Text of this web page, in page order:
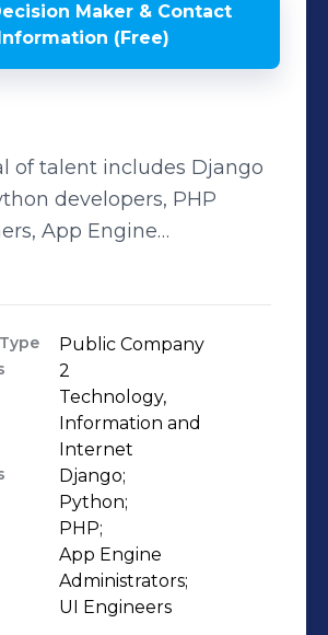
Maker & Contact
(Free)
of talent includes Django
developers, PHP
App Engine
and UI engineers. Are
provide industry leading
at prices that make
go "how?"
Public Company
2
Technology,
Information and
Internet
Django;
Python;
PHP;
App Engine
Administrators;
UI Engineers